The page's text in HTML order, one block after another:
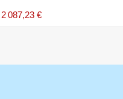
2 087,23 €